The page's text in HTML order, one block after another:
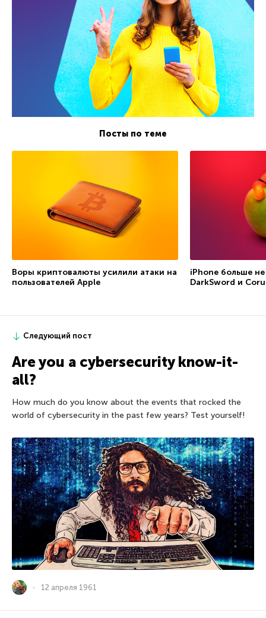
Посты по теме
Воры криптовалюты усилили атаки на
пользователей Apple
iPhone больше
DarkSword и
Следующий пост
Are you a cybersecurity know-it-
all?
How much do you know about the events that rocked the
world of cybersecurity in the past few years? Test yourself!
12 апреля 1961